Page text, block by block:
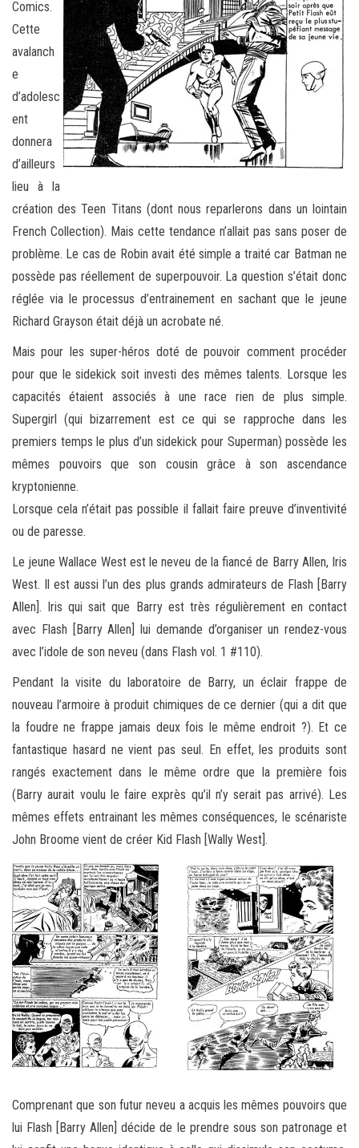
Comics.
Cette
avalanch
e
d’adolesc
ent
donnera
d’ailleurs
lieu à la
création des Teen Titans (dont nous reparlerons dans un lointain
French Collection). Mais cette tendance n’allait pas sans poser de
problème. Le cas de Robin avait été simple a traité car Batman ne
possède pas réellement de superpouvoir. La question s’était donc
réglée via le processus d’entrainement en sachant que le jeune
Richard Grayson était déjà un acrobate né.
Mais pour les super-héros doté de pouvoir comment procéder
pour que le sidekick soit investi des mêmes talents. Lorsque les
capacités étaient associés à une race rien de plus simple.
Supergirl (qui bizarrement est ce qui se rapproche dans les
premiers temps le plus d’un sidekick pour Superman) possède les
mêmes pouvoirs que son cousin grâce à son ascendance
kryptonienne.
Lorsque cela n’était pas possible il fallait faire preuve d’inventivité
ou de paresse.
Le jeune Wallace West est le neveu de la fiancé de Barry Allen, Iris
West. Il est aussi l’un des plus grands admirateurs de Flash [Barry
Allen]. Iris qui sait que Barry est très régulièrement en contact
avec Flash [Barry Allen] lui demande d’organiser un rendez-vous
avec l’idole de son neveu (dans Flash vol. 1 #110).
Pendant la visite du laboratoire de Barry, un éclair frappe de
nouveau l’armoire à produit chimiques de ce dernier (qui a dit que
la foudre ne frappe jamais deux fois le même endroit ?). Et ce
fantastique hasard ne vient pas seul. En effet, les produits sont
rangés exactement dans le même ordre que la première fois
(Barry aurait voulu le faire exprès qu’il n’y serait pas arrivé). Les
mêmes effets entrainant les mêmes conséquences, le scénariste
John Broome vient de créer Kid Flash [Wally West].
Comprenant que son futur neveu a acquis les mêmes pouvoirs que
lui Flash [Barry Allen] décide de le prendre sous son patronage et